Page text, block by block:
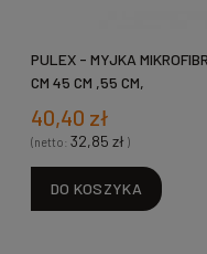
PULEX - MYJKA MIKROFIBRA Z ELEMENTEM ŚCIERNYM - 35
CM 45 CM ,55 CM,
40,40 zł
(netto: 32,85 zł )
DO KOSZYKA